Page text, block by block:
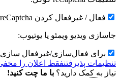
فعال / غیرفعال کردن reCaptcha گوگل
جاسازی ویدیو ویمئو یا یوتیوب:
برای فعال‌سازی/غیرفعال سازی
تنظیمات پذیرفتنفقط اعلان را
نیاز به کمک دارید؟ با ما چت کنید!